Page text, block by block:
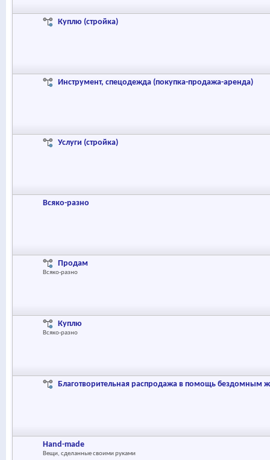
Куплю (стройка)
Инструмент, спецодежда (покупка-продажа-аренда)
Услуги (стройка)
Всяко-разно
Продам
Всяко-разно
Куплю
Всяко-разно
Благотворительная распродажа в помощь бездомным
Hand-made
Вещи, сделанные своими руками